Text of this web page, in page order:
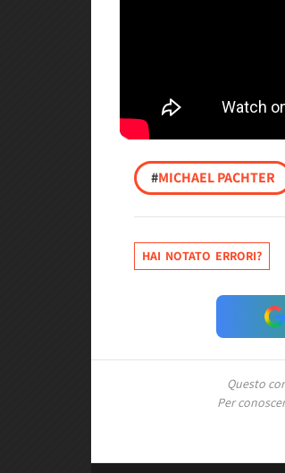
#MICHAEL PACHTER
HAI NOTATO ERRORI?
Questo
Per